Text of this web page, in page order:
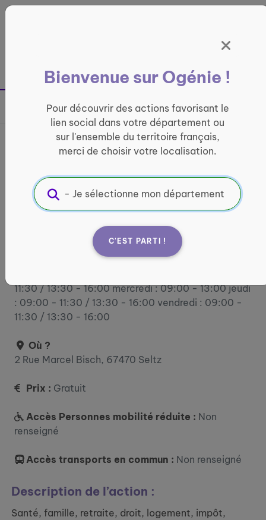
France entière
Bienvenue sur Ogénie !
Pour découvrir des actions favorisant le
lien social dans votre département ou
sur l'ensemble du territoire français,
merci de choisir votre localisation.
C'EST PARTI !
Partager sur
France services de La Plaine
du Rhin
INFORMATIQUE ET ACCÈS AUX DROITS
Informations pratiques :
11:30 / 13:30 - 16:00 mercredi : 09:00 - 13:00 jeudi
: 09:00 - 11:30 / 13:30 - 16:00 vendredi : 09:00 -
11:30 / 13:30 - 16:00
Où ?
2 Rue Marcel Bisch, 67470 Seltz
Prix : Gratuit
Accès Personnes mobilité réduite : Non
renseigné
Accès transports en commun : Non renseigné
Description de l’action :
Santé, famille, retraite, droit, logement, impôt,
Panneau de gestion des cookies